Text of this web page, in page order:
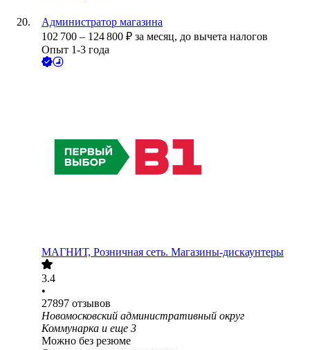
Администратор магазина
102 700 – 124 800 ₽ за месяц, до вычета налогов
Опыт 1-3 года
МАГНИТ, Розничная сеть. Магазины-дискаунтеры
3.4
•
27897 отзывов
Новомосковский административный округ
Коммунарка и еще 3
Можно без резюме